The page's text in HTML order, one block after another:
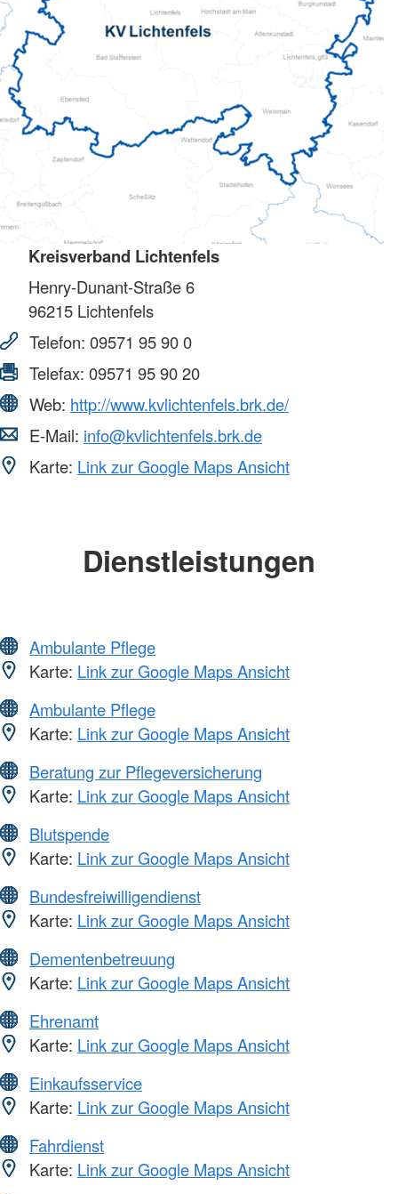
Kreisverband Lichtenfels
Henry-Dunant-Straße 6
96215 Lichtenfels
Telefon: 09571 95 90 0
Telefax: 09571 95 90 20
Web: http://www.kvlichtenfels.brk.de/
E-Mail: info@kvlichtenfels.brk.de
Karte: Link zur Google Maps Ansicht
Dienstleistungen
Ambulante Pflege
Karte: Link zur Google Maps Ansicht
Ambulante Pflege
Karte: Link zur Google Maps Ansicht
Beratung zur Pflegeversicherung
Karte: Link zur Google Maps Ansicht
Blutspende
Karte: Link zur Google Maps Ansicht
Bundesfreiwilligendienst
Karte: Link zur Google Maps Ansicht
Dementenbetreuung
Karte: Link zur Google Maps Ansicht
Ehrenamt
Karte: Link zur Google Maps Ansicht
Einkaufsservice
Karte: Link zur Google Maps Ansicht
Fahrdienst
Karte: Link zur Google Maps Ansicht